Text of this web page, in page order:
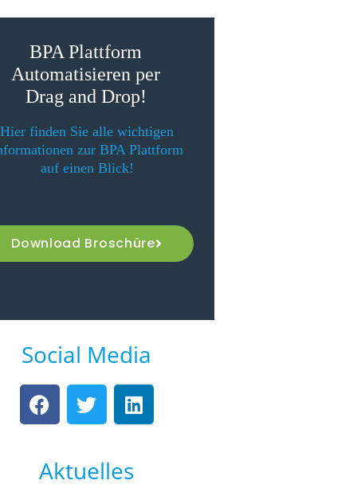
BPA Plattform
Automatisieren per
Drag and Drop!
Hier finden Sie alle wichtigen
zur BPA Plattform
auf einen Blick!
Download Broschüre
Social Media
F
a
c
b
T
w
i
t
L
i
n
e
Aktuelles